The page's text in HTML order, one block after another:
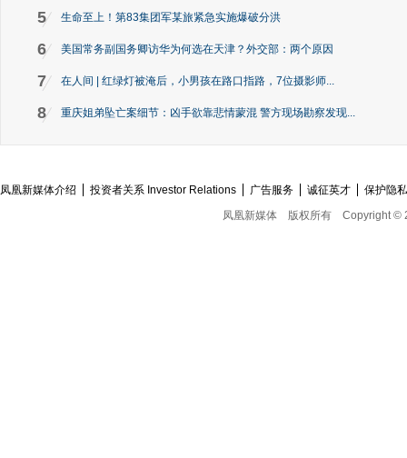
5 生命至上！第83集团军某旅紧急实施爆破分洪
6 美国常务副国务卿访华为何选在天津？外交部：两个原因
7 在人间 | 红绿灯被淹后，小男孩在路口指路，7位摄影师...
8 重庆姐弟坠亡案细节：凶手欲靠悲情蒙混 警方现场勘察发现...
凤凰新媒体介绍 投资者关系 Investor Relations 广告服务 诚征英才
保护隐
凤凰新媒体
版权所有 Copyright ©